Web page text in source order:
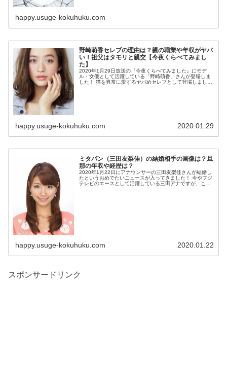
happy.usuge-kokuhuku.com
野崎萌香セレブの理由は？親の職業や年収がヤバ
い！祖父はタモリと親交【今夜くらべてみまし
た】
2020年1月29日放送の『今夜くらべてみました』にモデ
ル・女優として活躍している「野崎萌香」さんが登場しま
した！ 猫を異常に愛するヤバめセレブとして登場しました
happy.usuge-kokuhuku.com 2020.01.29
ミタパン（三田友梨佳）の結婚相手の画像は？旦
那の年収や経歴は？
2020年1月22日にアナウンサーの三田友梨佳さんが結婚し
たというおめでたいニュースが入ってきました！ 今やフジ
テレビのエースとして活躍している三田アナですが、この
happy.usuge-kokuhuku.com 2020.01.22
スポンサードリンク